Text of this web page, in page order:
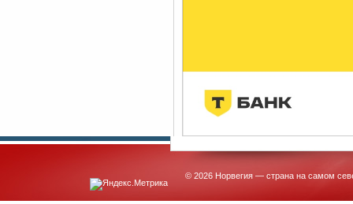
© 2026 Норвегия — страна на самом